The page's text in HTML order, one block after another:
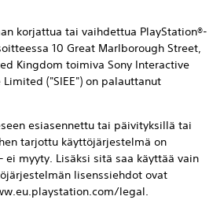
korjattua tai vaihdettua PlayStation®-
10 Great Marlborough Street,
Kingdom toimiva Sony Interactive
("SIEE") on palauttanut
esiasennettu tai päivityksillä tai
tarjottu käyttöjärjestelmä on
ei myyty. Lisäksi sitä saa käyttää vain
lisenssiehdot ovat
legal.